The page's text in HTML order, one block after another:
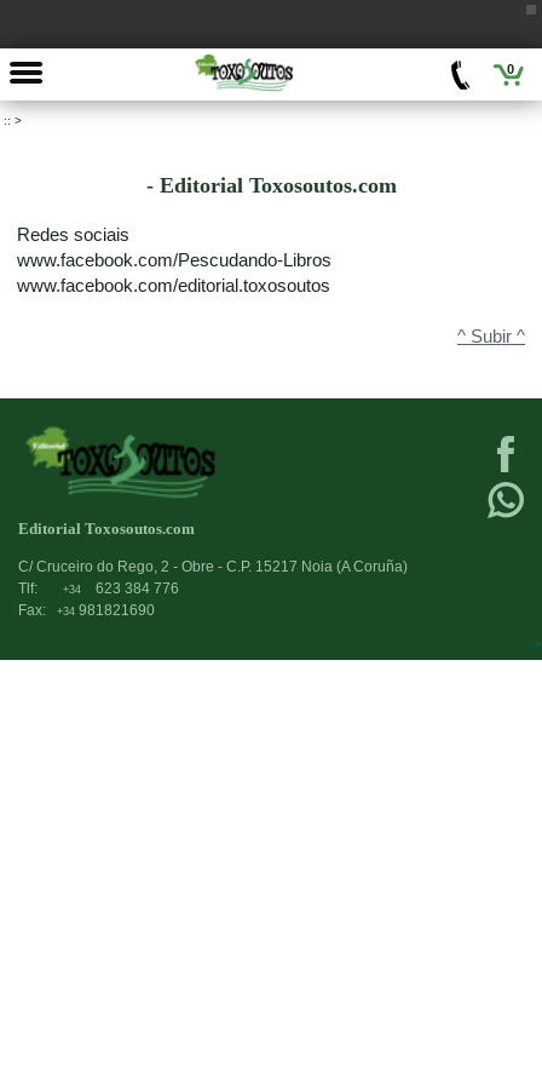
0
:: >
- Editorial Toxosoutos.com
Redes sociais
www.facebook.com/Pescudando-Libros
www.facebook.com/editorial.toxosoutos
^ Subir ^
Editorial Toxosoutos.com
C/ Cruceiro do Rego, 2 - Obre - C.P. 15217 Noia (A Coruña)
Tlf:
+34
623 384 776
Fax:
+34 981821690
->